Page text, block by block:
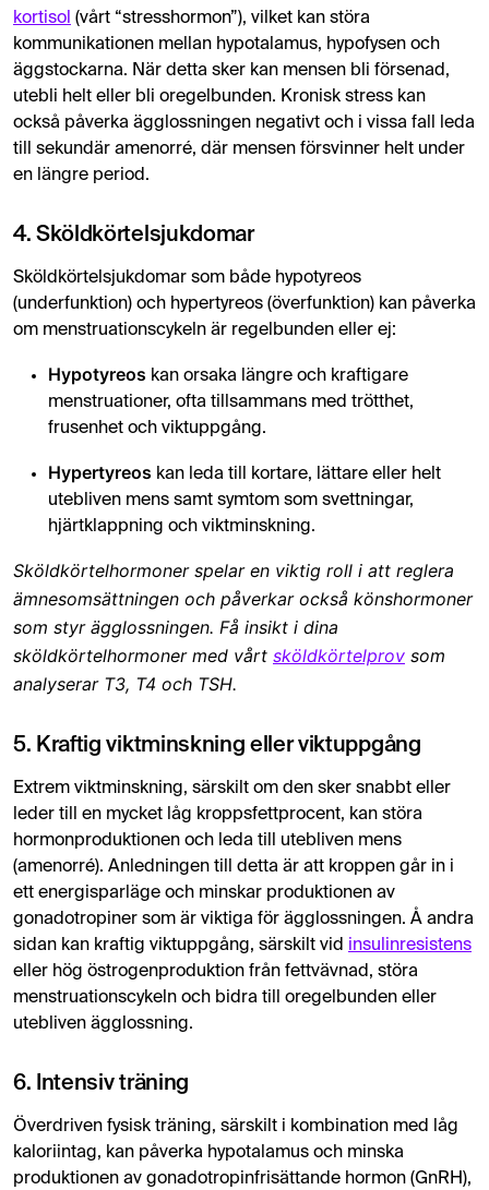
kortisol (vårt “stresshormon”), vilket kan störa
kommunikationen mellan hypotalamus, hypofysen och
äggstockarna. När detta sker kan mensen bli försenad,
utebli helt eller bli oregelbunden. Kronisk stress kan
också påverka ägglossningen negativt och i vissa fall leda
till sekundär amenorré, där mensen försvinner helt under
en längre period.
4. Sköldkörtelsjukdomar
Sköldkörtelsjukdomar som både hypotyreos
(underfunktion) och hypertyreos (överfunktion) kan påverka
om menstruationscykeln är regelbunden eller ej:
Hypotyreos kan orsaka längre och kraftigare
menstruationer, ofta tillsammans med trötthet,
frusenhet och viktuppgång.
Hypertyreos kan leda till kortare, lättare eller helt
utebliven mens samt symtom som svettningar,
hjärtklappning och viktminskning.
Sköldkörtelhormoner spelar en viktig roll i att reglera
ämnesomsättningen och påverkar också könshormoner
som styr ägglossningen. Få insikt i dina
sköldkörtelhormoner med vårt sköldkörtelprov som
analyserar T3, T4 och TSH.
5. Kraftig viktminskning eller viktuppgång
Extrem viktminskning, särskilt om den sker snabbt eller
leder till en mycket låg kroppsfettprocent, kan störa
hormonproduktionen och leda till utebliven mens
(amenorré). Anledningen till detta är att kroppen går in i
ett energisparläge och minskar produktionen av
gonadotropiner som är viktiga för ägglossningen. Å andra
sidan kan kraftig viktuppgång, särskilt vid insulinresistens
eller hög östrogenproduktion från fettvävnad, störa
menstruationscykeln och bidra till oregelbunden eller
utebliven ägglossning.
6. Intensiv träning
Överdriven fysisk träning, särskilt i kombination med låg
kaloriintag, kan påverka hypotalamus och minska
produktionen av gonadotropinfrisättande hormon (GnRH),